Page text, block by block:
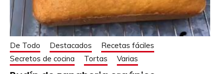
De Todo Destacados
Recetas fáciles
Secretos de cocina
Tortas Varias